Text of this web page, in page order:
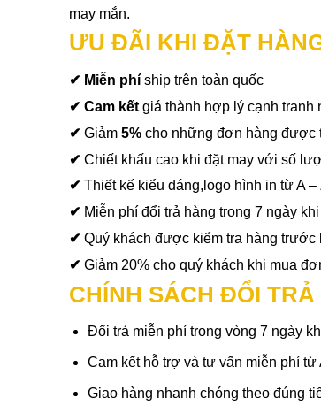
may mắn.
ƯU ĐÃI KHI ĐẶT
✔ Miễn phí ship trên toàn quốc
✔ Cam kết giá thành hợp lý cạnh tranh
✔ Giảm 5% cho những đơn hàng được
✔ Chiết khấu cao khi đặt may với số
✔ Thiết kế kiểu dáng,logo hình in từ A –
✔ Miễn phí đổi trả hàng trong 7 ngày
✔ Quý khách được kiểm tra hàng trước
✔ Giảm 20% cho quý khách khi mua
CHÍNH SÁCH ĐỔI TRẢ
Đổi trả miễn phí trong vòng 7 ngày
Cam kết hỗ trợ và tư vấn miễn phí
Giao hàng nhanh chóng theo đúng